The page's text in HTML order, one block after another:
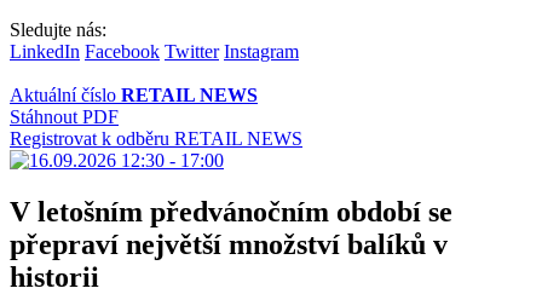
Sledujte nás:
LinkedIn Facebook Twitter Instagram
Aktuální číslo RETAIL NEWS
Stáhnout PDF
Registrovat k odběru RETAIL NEWS
V letošním předvánočním období se
přepraví největší množství balíků v
historii